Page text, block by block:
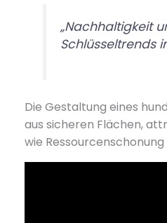
„Nachhaltigkeit
Schlüsseltrends
Die Gestaltung eines
aus sicheren Flächen,
wie